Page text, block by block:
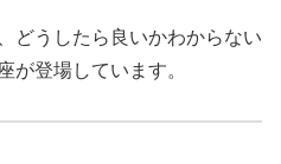
どうしたら良いかわからない
が登場しています。